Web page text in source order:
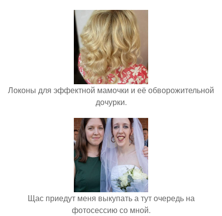
Локоны для эффектной мамочки и её обворожительной
дочурки.
Щас приедут меня выкупать а тут очередь на
фотосессию со мной.